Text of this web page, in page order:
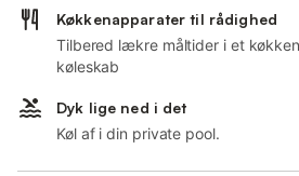
Køkkenapparater til rådighed
Tilbered lækre måltider i et
køleskab
Dyk lige ned i det
Køl af i din private pool.